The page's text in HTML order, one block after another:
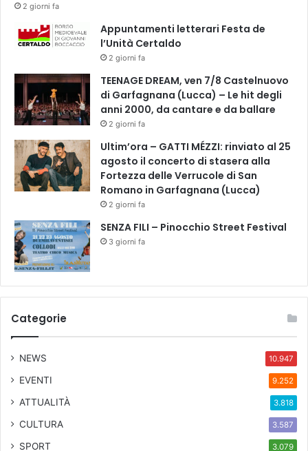
2 giorni fa
Appuntamenti letterari Festa de
l’Unità Certaldo
2 giorni fa
TEENAGE DREAM, ven 7/8 Castelnuovo
di Garfagnana (Lucca) – Le hit degli
anni 2000, da cantare e da ballare
2 giorni fa
Ultim’ora – GATTI MÉZZI: rinviato al 25
agosto il concerto di stasera alla
Fortezza delle Verrucole di San
Romano in Garfagnana (Lucca)
2 giorni fa
SENZA FILI – Pinocchio Street Festival
3 giorni fa
Categorie
NEWS 10.947
EVENTI 9.252
ATTUALITÀ 3.818
CULTURA 3.587
SPORT 3.079